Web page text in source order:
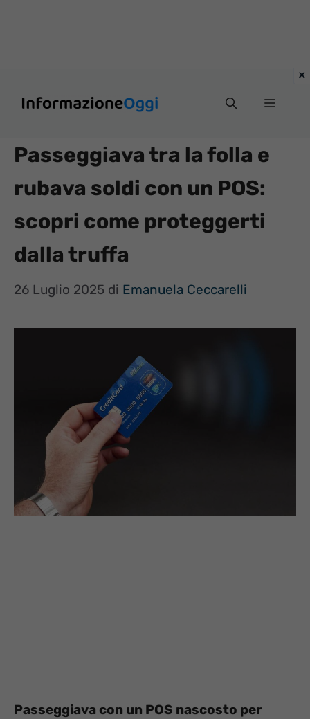
Menu
Passeggiava tra la folla e
rubava soldi con un POS:
scopri come proteggerti
dalla truffa
26 Luglio 2025 di Emanuela Ceccarelli
Passeggiava con un POS nascosto per